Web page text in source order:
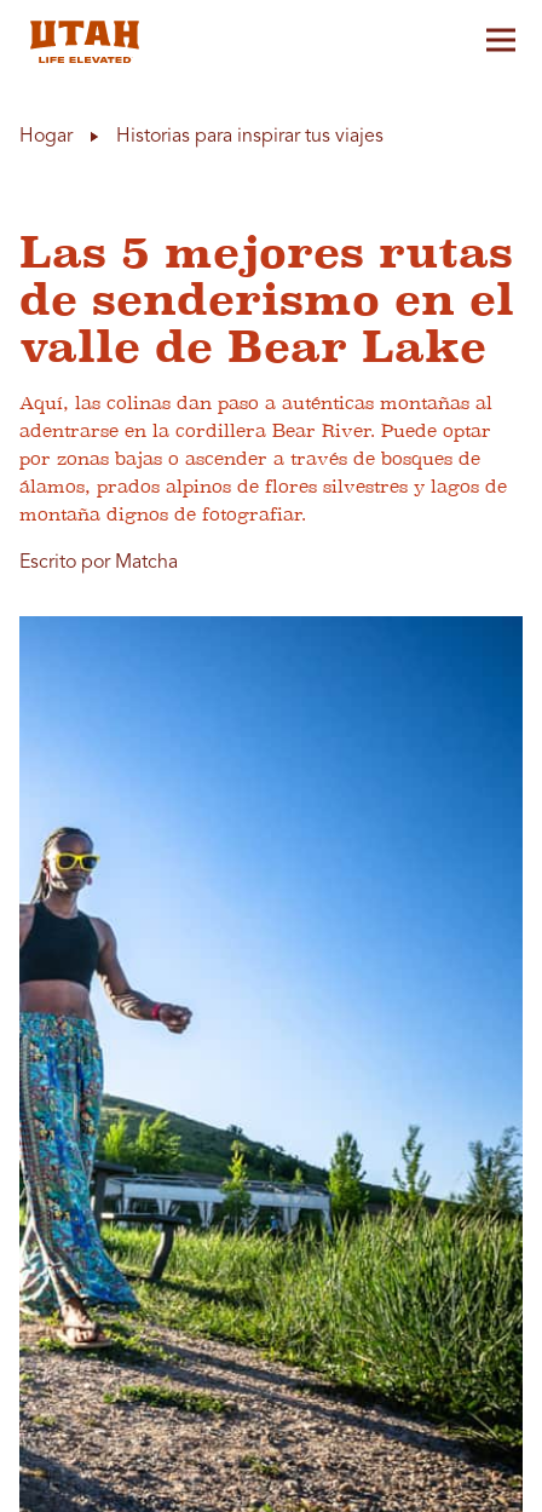
Hogar Historias para inspirar tus viajes
Las 5 mejores rutas
de senderismo en el
valle de Bear Lake
Aquí, las colinas dan paso a auténticas montañas al
adentrarse en la cordillera Bear River. Puede optar
por zonas bajas o ascender a través de bosques de
álamos, prados alpinos de flores silvestres y lagos de
montaña dignos de fotografiar.
Escrito por Matcha